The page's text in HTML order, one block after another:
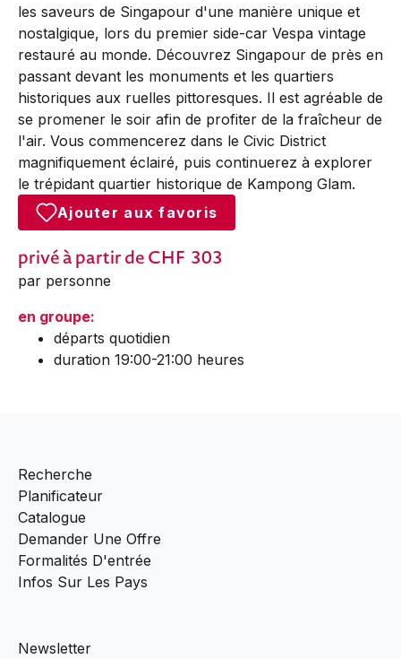
les saveurs de Singapour d'une manière unique et
nostalgique, lors du premier side-car Vespa vintage
restauré au monde. Découvrez Singapour de près en
passant devant les monuments et les quartiers
historiques aux ruelles pittoresques. Il est agréable de
se promener le soir afin de profiter de la fraîcheur de
l'air. Vous commencerez dans le Civic District
magnifiquement éclairé, puis continuerez à explorer
le trépidant quartier historique de Kampong Glam.
Ajouter aux favoris
privéà partir de CHF 303
par personne
en groupe:
départs quotidien
duration 19:00-21:00 heures
Recherche
Planificateur
Catalogue
Demander Une Offre
Formalités D'entrée
Infos Sur Les Pays
Newsletter